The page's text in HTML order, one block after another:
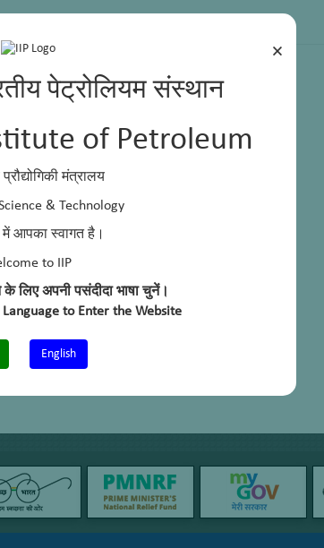
×
पेट्रोलियम संस्थान
of Petroleum
प्रौद्योगिकी मंत्रालय
& Technology
आपका स्वागत है।
to IIP
लिए अपनी पसंदीदा भाषा चुनें।
to Enter the Website
English